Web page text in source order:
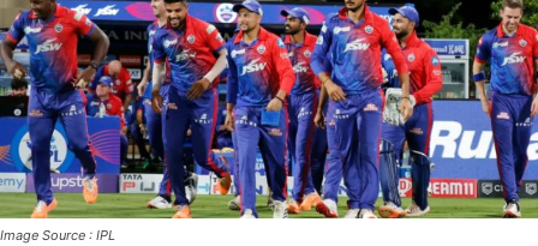
Image Source : IPL